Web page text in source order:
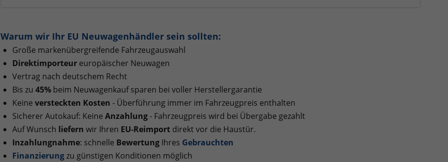
Warum wir Ihr EU Neuwagenhändler sein sollten:
Große markenübergreifende Fahrzeugauswahl
Direktimporteureuropäischer Neuwagen
Vertrag nach deutschem Recht
Bis zu 45%beim Neuwagenkauf sparen bei voller Herstellergarantie
Keine versteckten Kosten - Überführung immer im Fahrzeugpreis enthalten
Sicherer Autokauf: Keine Anzahlung- Fahrzeugpreis wird bei Übergabe gezahlt
Auf Wunsch liefern wir Ihren EU-Reimportdirekt vor die Haustür.
Inzahlungnahme: schnelle BewertungIhres Gebrauchten
Finanzierungzu günstigen Konditionen möglich